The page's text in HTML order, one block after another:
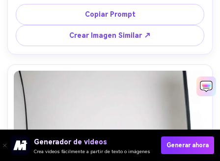
de sol, contraluz con halo, Nikon Z8, 105mm f/1.8,
encuadre de medio cuerpo, expresión emocional y
espontánea, fotorrealista, gradación de color dorado
suave --ar 4:5
Copiar Prompt
Crear Imagen Similar ↗
Generador de videos
Crea videos fácilmente a partir de texto o imágenes
Generar ahora